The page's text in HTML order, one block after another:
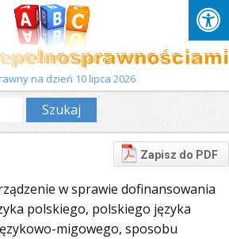
na dzień 10 lipca 2026
Zapisz do PDF
w sprawie dofinansowania
polskiego, polskiego języka
migowego, sposobu